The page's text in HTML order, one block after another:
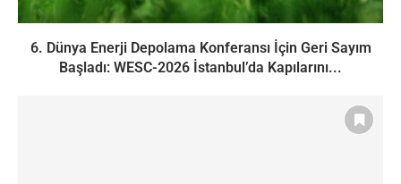
6. Dünya Enerji Depolama Konferansı İçin Geri Sayım
Başladı: WESC-2026 İstanbul’da Kapılarını...